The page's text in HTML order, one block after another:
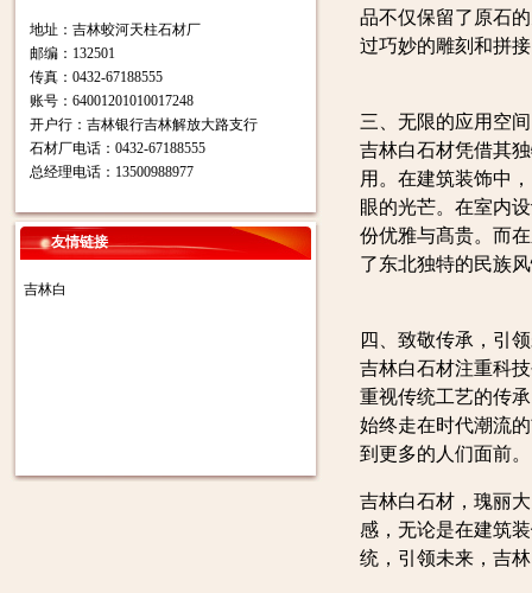
地址：吉林蛟河天柱石材厂
邮编：132501
传真：0432-67188555
账号：64001201010017248
开户行：吉林银行吉林解放大路支行
石材厂电话：0432-67188555
总经理电话：13500988977
友情链接
吉林白
品不仅保留了原石
过巧妙的雕刻和拼
三、无限的应用空
吉林白石材凭借其
用。在建筑装饰中
眼的光芒。在室内
份优雅与髙贵。而
了东北独特的民族
四、致敬传承，引
吉林白石材注重科
重视传统工艺的传
始终走在时代潮流
到更多的人们面前。
吉林白石材，瑰丽
感，无论是在建筑
统，引领未来，吉